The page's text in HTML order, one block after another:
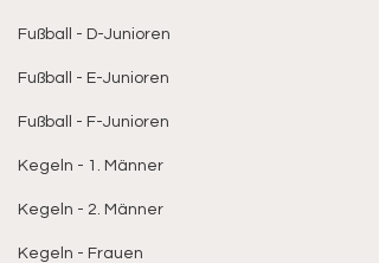
Fußball - D-Junioren
Fußball - E-Junioren
Fußball - F-Junioren
Kegeln - 1. Männer
Kegeln - 2. Männer
Kegeln - Frauen